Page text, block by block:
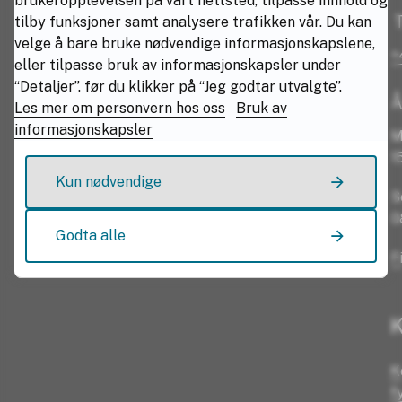
tilby funksjoner samt analysere trafikken vår. Du kan
velge å bare bruke nødvendige informasjonskapslene,
eller tilpasse bruk av informasjonskapsler under
“Detaljer”. før du klikker på “Jeg godtar utvalgte”.
Les mer om personvern hos oss
Bruk av
informasjonskapsler
Kun nødvendige
Godta alle